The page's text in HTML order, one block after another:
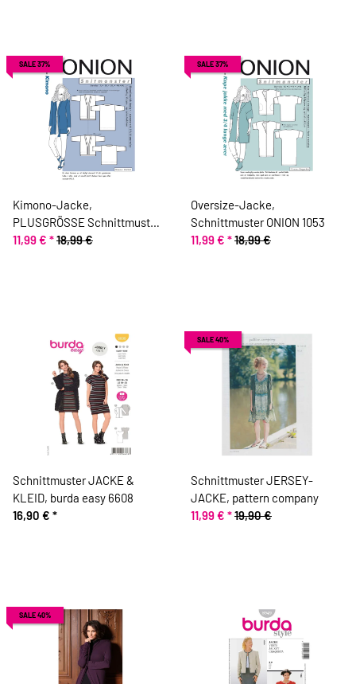
SALE 37%
Kimono-Jacke,
PLUSGRÖSSE Schnittmuster
ONION 9014
11,99 € *18,99 €
SALE 37%
Oversize-Jacke,
Schnittmuster ONION 1053
11,99 € *18,99 €
Schnittmuster JACKE &
KLEID, burda easy 6608
16,90 € *
SALE 40%
Schnittmuster JERSEY-
JACKE, pattern company
11,99 € *19,90 €
SALE 40%